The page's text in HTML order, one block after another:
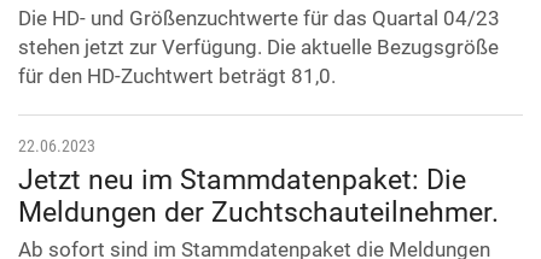
Die HD- und Größenzuchtwerte für das Quartal 04/23
stehen jetzt zur Verfügung. Die aktuelle Bezugsgröße
für den HD-Zuchtwert beträgt 81,0.
22.06.2023
Jetzt neu im Stammdatenpaket: Die
Meldungen der Zuchtschauteilnehmer.
Ab sofort sind im Stammdatenpaket die Meldungen